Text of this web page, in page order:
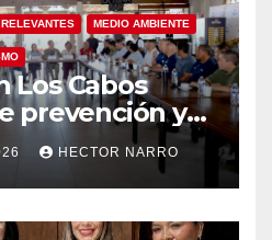
MEDIO AMBIENTE
Los Cabos
prevención y
ante oleaje
ciclones
HECTOR NARRO